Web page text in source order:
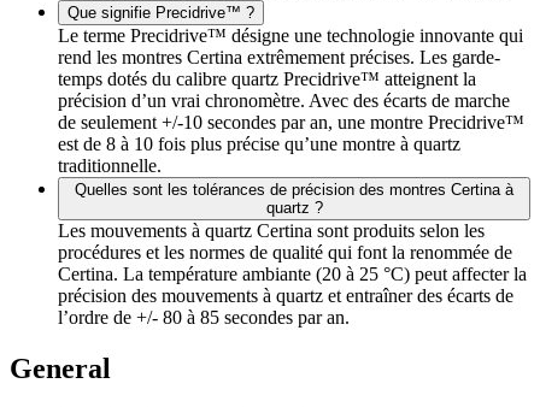
Que signifie Precidrive™ ?
Le terme Precidrive™ désigne une technologie innovante qui
rend les montres Certina extrêmement précises. Les garde-
temps dotés du calibre quartz Precidrive™ atteignent la
précision d’un vrai chronomètre. Avec des écarts de marche
de seulement +/-10 secondes par an, une montre Precidrive™
est de 8 à 10 fois plus précise qu’une montre à quartz
traditionnelle.
Quelles sont les tolérances de précision des montres Certina à
quartz ?
Les mouvements à quartz Certina sont produits selon les
procédures et les normes de qualité qui font la renommée de
Certina. La température ambiante (20 à 25 °C) peut affecter la
précision des mouvements à quartz et entraîner des écarts de
l’ordre de +/- 80 à 85 secondes par an.
General